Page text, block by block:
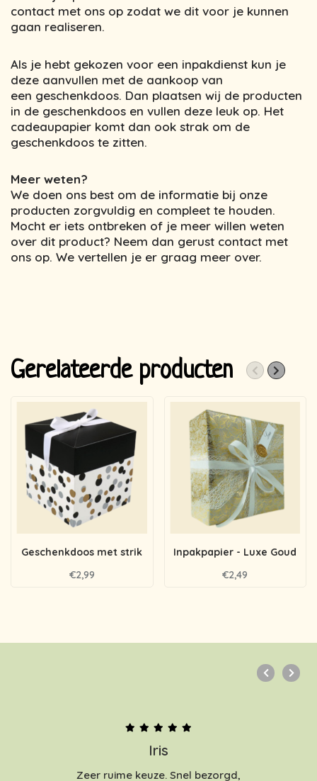
contact met ons op zodat we dit voor je kunnen
gaan realiseren.
Als je hebt gekozen voor een inpakdienst kun je
deze aanvullen met de aankoop van
een geschenkdoos. Dan plaatsen wij de producten
in de geschenkdoos en vullen deze leuk op. Het
cadeaupapier komt dan ook strak om de
geschenkdoos te zitten.
Meer weten?
We doen ons best om de informatie bij onze
producten zorgvuldig en compleet te houden.
Mocht er iets ontbreken of je meer willen weten
over dit product? Neem dan gerust contact met
ons op. We vertellen je er graag meer over.
Gerelateerde producten
Geschenkdoos met strik
€2,99
Inpakpapier - Luxe Goud
€2,49
Iris
Zeer ruime keuze. Snel bezorgd,